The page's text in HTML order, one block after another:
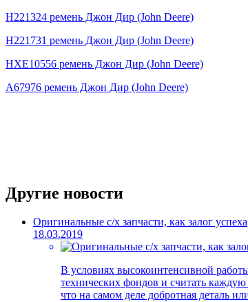
H221324 ремень Джон Дир (John Deere)
H221731 ремень Джон Дир (John Deere)
HXE10556 ремень Джон Дир (John Deere)
A67976 ремень Джон Дир (John Deere)
Другие новости
Оригинальные с/х запчасти, как залог успеха
18.03.2019
В условиях высокоинтенсивной
технических фондов и считать
что на самом деле добротная деталь